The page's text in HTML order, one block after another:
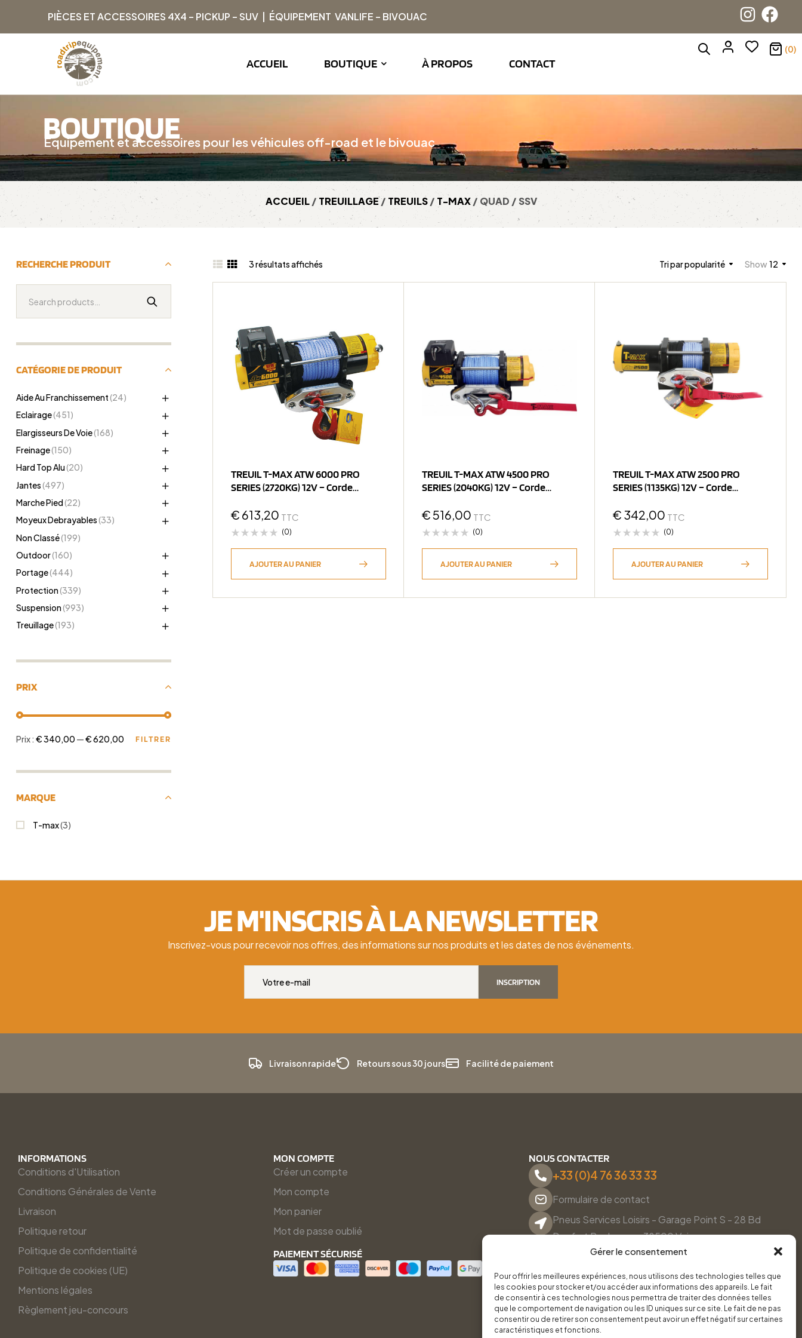
Gérer le consentement
Pour offrir les meilleures expériences, nous utilisons des technologies telles que
les cookies pour stocker et/ou accéder aux informations des appareils. Le fait
de consentir à ces technologies nous permettra de traiter des données telles
que le comportement de navigation ou les ID uniques sur ce site. Le fait de ne pas
consentir ou de retirer son consentement peut avoir un effet négatif sur certaines
caractéristiques et fonctions.
PIÈCES ET ACCESSOIRES 4X4 – PICKUP – SUV | ÉQUIPEMENT VANLIFE – BIVOUAC
ACCUEIL BOUTIQUE À PROPOS CONTACT
(0)
BOUTIQUE
Équipement et accessoires pour les véhicules off-road et le bivouac
ACCUEIL/ TREUILLAGE/ TREUILS/ T-MAX/ QUAD / SSV
3 résultats affichés Tri par popularité Show12
TREUIL T-MAX ATW 6000 PRO
SERIES (2720KG) 12V – Corde
€ 613,20 TTC
(0)
AJOUTER AU PANIER
TREUIL T-MAX ATW 4500 PRO
SERIES (2040KG) 12V – Corde
€516,00 TTC
(0)
AJOUTER AU PANIER
TREUIL T-MAX ATW 2500 PRO
SERIES (1135KG) 12V – Corde
€ 342,00 TTC
(0)
AJOUTER AU PANIER
RECHERCHE PRODUIT
CATÉGORIE DE PRODUIT
Aide Au Franchissement(24)
Eclairage(451)
Elargisseurs De Voie(168)
Freinage(150)
Hard Top Alu(20)
Jantes(497)
Marche Pied(22)
Moyeux Debrayables(33)
Non Classé(199)
Outdoor(160)
Portage(444)
Protection(339)
Suspension(993)
Treuillage(193)
PRIX
FILTRER
Prix : € 340,00 —€ 620,00
MARQUE
T-max(3)
JE M'INSCRIS À LA NEWSLETTER
Inscrivez-vous pour recevoir nos offres, des informations sur nos produits et les dates de nos événements.
INSCRIPTION
Livraison rapide Retours sous 30 jours Facilité de paiement
INFORMATIONS
Conditions d'Utilisation
Conditions Générales de Vente
Livraison
Politique retour
Politique de confidentialité
Politique de cookies (UE)
Mentions légales
Règlement jeu-concours
MON COMPTE
Créer un compte
Mon compte
Mon panier
Mot de passe oublié
PAIEMENT SÉCURISÉ
NOUS CONTACTER
+33 (0)4 76 36 33 33
Formulaire de contact
Pneus Services Loisirs - Garage Point S - 28 Bd
Denfert Rochereau, 38500 Voiron
Du lundi au vendredi, de 8h30 à 12h00 et de 14h00 à